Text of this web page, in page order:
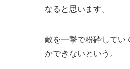
なると思います。
敵を一撃で粉砕してい
かできないという。